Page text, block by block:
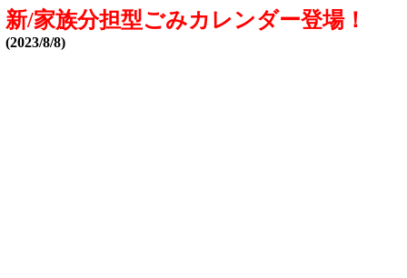
新/家族分担型ごみカレンダー登場！
(2023/8/8)